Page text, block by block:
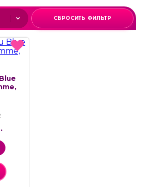
СБРОСИТЬ ФИЛЬТР